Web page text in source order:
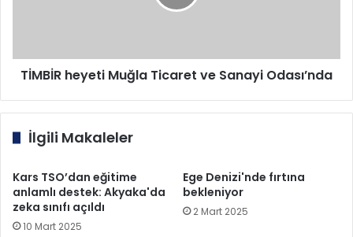
TİMBİR heyeti Muğla Ticaret ve Sanayi Odası’nda
İlgili Makaleler
Kars TSO’dan eğitime
anlamlı destek: Akyaka'da
zeka sınıfı açıldı
10 Mart 2025
Ege Denizi'nde fırtına
bekleniyor
2 Mart 2025